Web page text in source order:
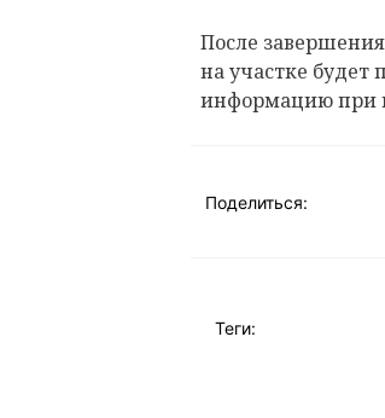
После завершения
на участке будет
информацию при
Поделиться:
Теги: